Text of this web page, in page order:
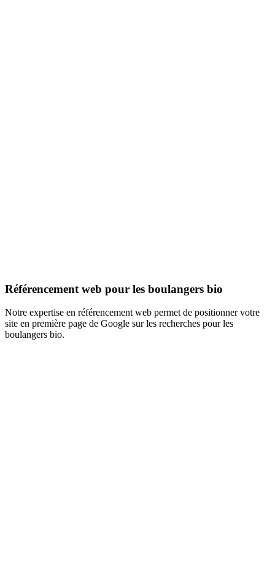
Référencement web pour les boulangers bio
Notre expertise en référencement web permet de positionner votre
site en première page de Google sur les recherches pour les
boulangers bio.